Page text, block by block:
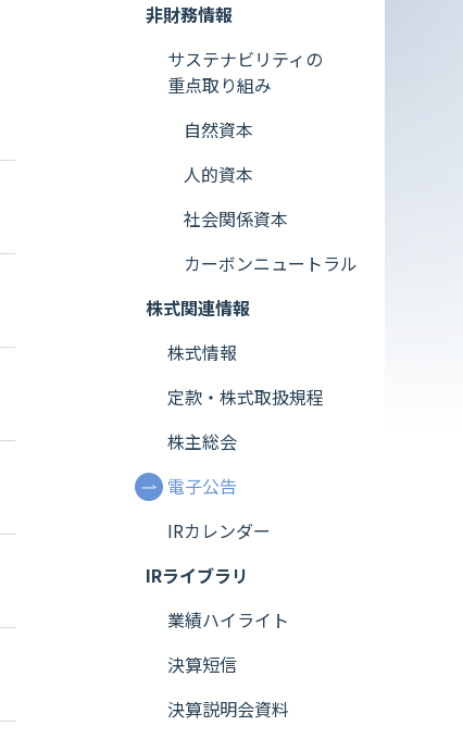
非財務情報
サステナビリティの
重点取り組み
自然資本
人的資本
社会関係資本
カーボンニュートラル
株式関連情報
株式情報
定款・株式取扱規程
株主総会
電子公告
IRカレンダー
IRライブラリ
業績ハイライト
決算短信
決算説明会資料